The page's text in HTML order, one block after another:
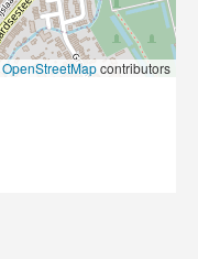
OpenStreetMapcontributors